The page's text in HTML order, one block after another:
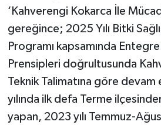
‘Kahverengi Kokarca İle
gereğince; 2025 Yılı Bitki
Programı kapsamında
Prensipleri doğrultusunda
Teknik Talimatına göre
yılında ilk defa Terme
yapan, 2023 yılı Temmuz-